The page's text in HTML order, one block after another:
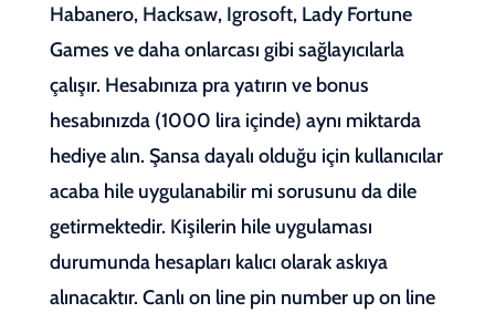
Habanero, Hacksaw, Igrosoft, Lady Fortune
Games ve daha onlarcası gibi sağlayıcılarla
çalışır. Hesabınıza pra yatırın ve bonus
hesabınızda (1000 lira içinde) aynı miktarda
hediye alın. Şansa dayalı olduğu için kullanıcılar
acaba hile uygulanabilir mi sorusunu da dile
getirmektedir. Kişilerin hile uygulaması
durumunda hesapları kalıcı olarak askıya
alınacaktır. Canlı on line pin number up on line